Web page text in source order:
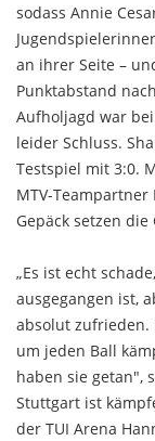
sodass Annie
an ihrer Seite –
Punktabstand
Aufholjagd war
leider Schluss.
Testspiel mit 3:0.
MTV-
Gepäck setzen
„Es ist echt
ausgegangen ist,
absolut zufrieden.
um jeden Ball
haben sie getan",
Stuttgart ist
der TUI Arena